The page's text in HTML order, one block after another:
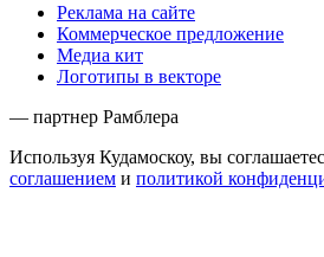
Реклама на сайте
Коммерческое предложение
Медиа кит
Логотипы в векторе
— партнер Рамблера
Используя Кудамоскоу, вы
соглашением и политикой